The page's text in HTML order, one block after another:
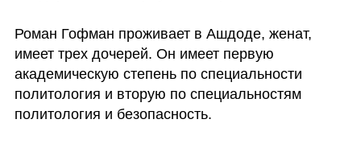
Роман Гофман проживает в Ашдоде, женат,
имеет трех дочерей. Он имеет первую
академическую степень по специальности
политология и вторую по специальностям
политология и безопасность.